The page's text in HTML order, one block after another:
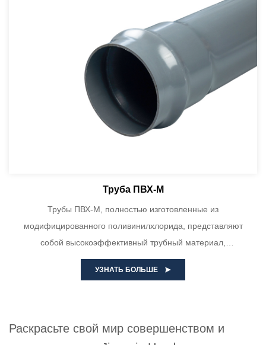
Труба ПВХ-М
Трубы ПВХ-М, полностью изготовленные из
модифицированного поливинилхлорида, представляют
собой высокоэффективный трубный материал,
прошедший технологическую обработку. Труба ПВХ-М
благодаря уникаль...
УЗНАТЬ БОЛЬШЕ
Раскрасьте свой мир совершенством и